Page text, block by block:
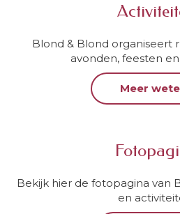
Blond & Blond organiseert
avonden, feesten
Meer
Bekijk hier de fotopagina van
en